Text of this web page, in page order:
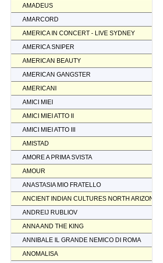
AMADEUS
AMARCORD
AMERICA IN CONCERT - LIVE SYDNEY
AMERICA SNIPER
AMERICAN BEAUTY
AMERICAN GANGSTER
AMERICANI
AMICI MIEI
AMICI MIEI ATTO II
AMICI MIEI ATTO III
AMISTAD
AMORE A PRIMA SVISTA
AMOUR
ANASTASIA MIO FRATELLO
ANCIENT INDIAN CULTURES NORTH ARIZONA
ANDREIJ RUBLIOV
ANNA AND THE KING
ANNIBALE IL GRANDE NEMICO DI ROMA
ANOMALISA